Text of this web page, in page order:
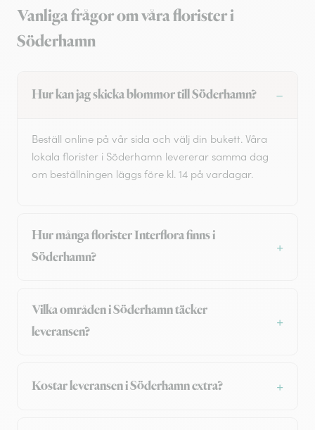
Vanliga frågor om våra florister i
Söderhamn
Hur kan jag skicka blommor till Söderhamn?
Beställ online på vår sida och välj din bukett. Våra
lokala florister i Söderhamn levererar samma dag
om beställningen läggs före kl. 14 på vardagar.
Hur många florister Interflora finns i
Söderhamn?
Vilka områden i Söderhamn täcker
leveransen?
Kostar leveransen i Söderhamn extra?